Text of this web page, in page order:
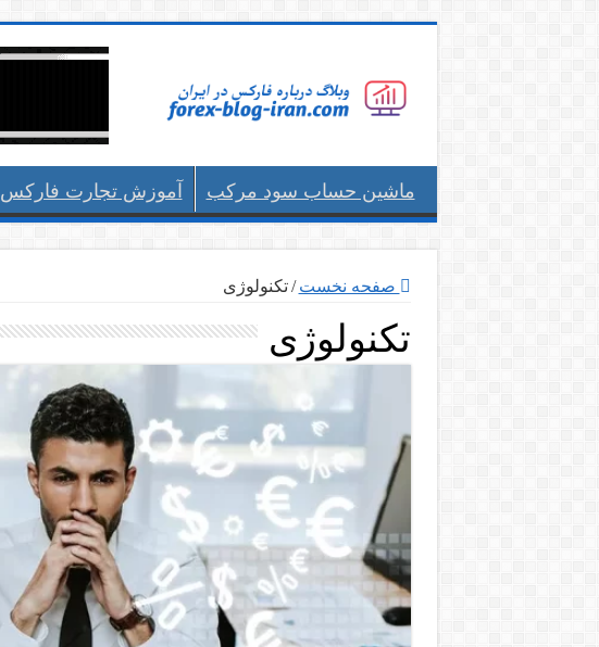
ماشین حساب سود مرکب آموزش تجارت فارکس
صفحه نخست / تکنولوژی
تکنولوژی